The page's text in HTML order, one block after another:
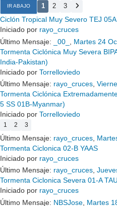
IR ABAJO 1 2 3
Ciclón Tropical Muy Severo TEJ 05A
Iniciado por rayo_cruces
Último Mensaje:
_00_
Martes 24
Tormenta Ciclónica Muy Severa
India-Pakistan)
Iniciado por Torrelloviedo
Último Mensaje: rayo_cruces,
Tormenta Ciclónica
5 SS 01B-Myanmar)
Iniciado por Torrelloviedo
1 2 3
Último Mensaje: rayo_cruces
Tormenta Ciclonica 02-B YAAS
Iniciado por rayo_cruces
Último Mensaje: rayo_cruces,
Tormenta Ciclonica Severa 01-A
Iniciado por rayo_cruces
Último Mensaje: NBSJose Martes